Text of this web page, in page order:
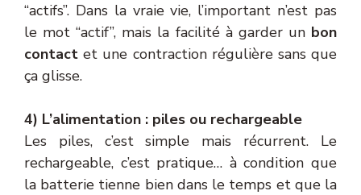
“actifs”. Dans la vraie vie, l’important n’est pas
le mot “actif”, mais la facilité à garder un bon
contact et une contraction régulière sans que
ça glisse.
4) L’alimentation : piles ou rechargeable
Les piles, c’est simple mais récurrent. Le
rechargeable, c’est pratique… à condition que
la batterie tienne bien dans le temps et que la